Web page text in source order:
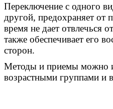
Переключение с одного
другой, предохраняет от
время не дает отвлечься
также обеспечивает его
сторон.
Методы и приемы можно
возрастными группами и